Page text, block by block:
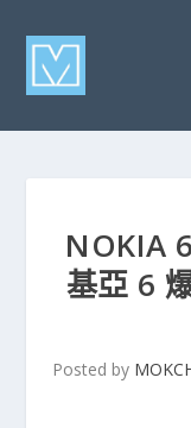
NOKIA
基亞 6
Posted by